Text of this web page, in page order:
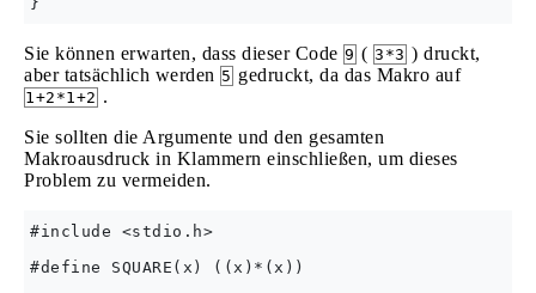
Sie können erwarten, dass dieser Code 9 ( 3*3 ) druckt,
aber tatsächlich werden 5 gedruckt, da das Makro auf
1+2*1+2 .
Sie sollten die Argumente und den gesamten
Makroausdruck in Klammern einschließen, um dieses
Problem zu vermeiden.
#include <stdio.h>
#define SQUARE(x) ((x)*(x))